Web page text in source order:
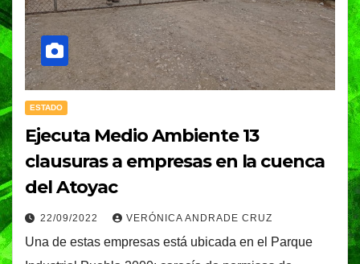
ESTADO
Ejecuta Medio Ambiente 13
clausuras a empresas en la cuenca
del Atoyac
22/09/2022 VERÓNICA ANDRADE CRUZ
Una de estas empresas está ubicada en el Parque